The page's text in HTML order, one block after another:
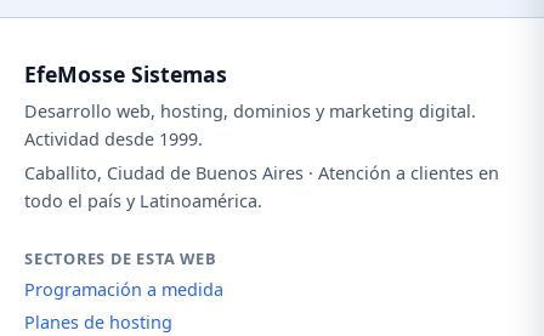
EfeMosse Sistemas
Desarrollo web, hosting, dominios y marketing digital.
Actividad desde 1999.
Caballito, Ciudad de Buenos Aires · Atención a clientes en
todo el país y Latinoamérica.
SECTORES DE ESTA WEB
Programación a medida
Planes de hosting